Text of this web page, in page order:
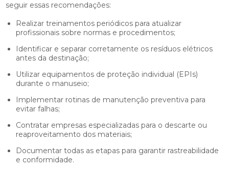
seguir essas recomendações:
Realizar treinamentos periódicos para atualizar
profissionais sobre normas e procedimentos;
Identificar e separar corretamente os resíduos elétricos
antes da destinação;
Utilizar equipamentos de proteção individual (EPIs)
durante o manuseio;
Implementar rotinas de manutenção preventiva para
evitar falhas;
Contratar empresas especializadas para o descarte ou
reaproveitamento dos materiais;
Documentar todas as etapas para garantir rastreabilidade
e conformidade.